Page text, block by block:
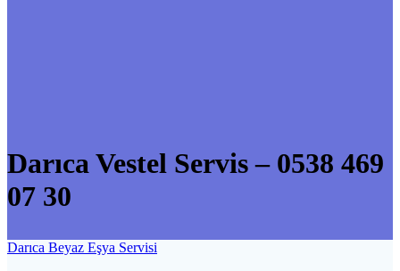
Darıca Vestel Servis – 0538 469
07 30
Darıca Beyaz Eşya Servisi